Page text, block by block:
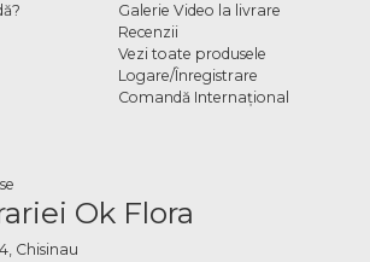
Galerie Video la livrare
Recenzii
Vezi toate produsele
Logare/Înregistrare
Comandă Internațional
Ok Flora
Chisinau